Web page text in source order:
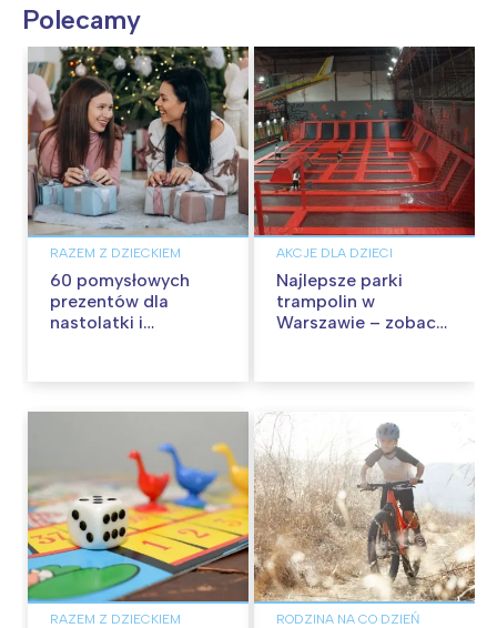
Polecamy
RAZEM Z DZIECKIEM
60 pomysłowych
prezentów dla
nastolatki i
AKCJE DLA DZIECI
Najlepsze parki
trampolin w
Warszawie – zobacz
RAZEM Z DZIECKIEM RODZINA NA CO DZIEŃ